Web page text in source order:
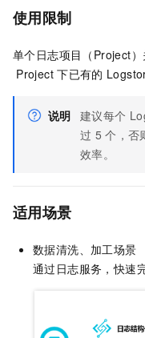
使用限制
单个日志项目（Project）
Project 下已有的
说明 建议每个
过 5 个，否
效率。
适用场景
数据清洗、加工场景
通过日志服务，快速